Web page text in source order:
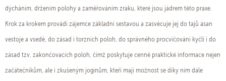
dýcháním, držením polohy a zaměřováním zraku, které jsou jádrem této praxe.
Krok za krokem provádí zájemce základní sestavou a zasvěcuje jej do tajů ásan
vestoje a vsedě, do zásad i torzních poloh, do správného procvičování kyčlí i do
zásad tzv. zakončovacích poloh, čímž poskytuje cenné praktické informace nejen
začátečníkům, ale i zkušeným jogínům, kteří mají možnost se díky nim dále